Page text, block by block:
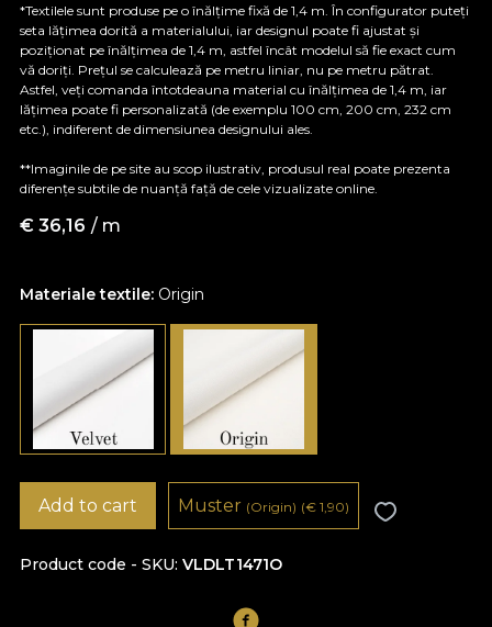
Materiale textile: Origin
*Textilele sunt produse pe o înălțime fixă de 1,4 m. În configurator puteți
seta lățimea dorită a materialului, iar designul poate fi ajustat și
poziționat pe înălțimea de 1,4 m, astfel încât modelul să fie exact cum
vă doriți. Prețul se calculează pe metru liniar, nu pe metru pătrat.
Astfel, veți comanda întotdeauna material cu înălțimea de 1,4 m, iar
lățimea poate fi personalizată (de exemplu 100 cm, 200 cm, 232 cm
etc.), indiferent de dimensiunea designului ales.
**Imaginile de pe site au scop ilustrativ, produsul real poate prezenta
diferențe subtile de nuanță față de cele vizualizate online.
€ 36,16 / m
Product code - SKU VLDLT1471O
Add to cart Muster (Origin) (€ 1,90)